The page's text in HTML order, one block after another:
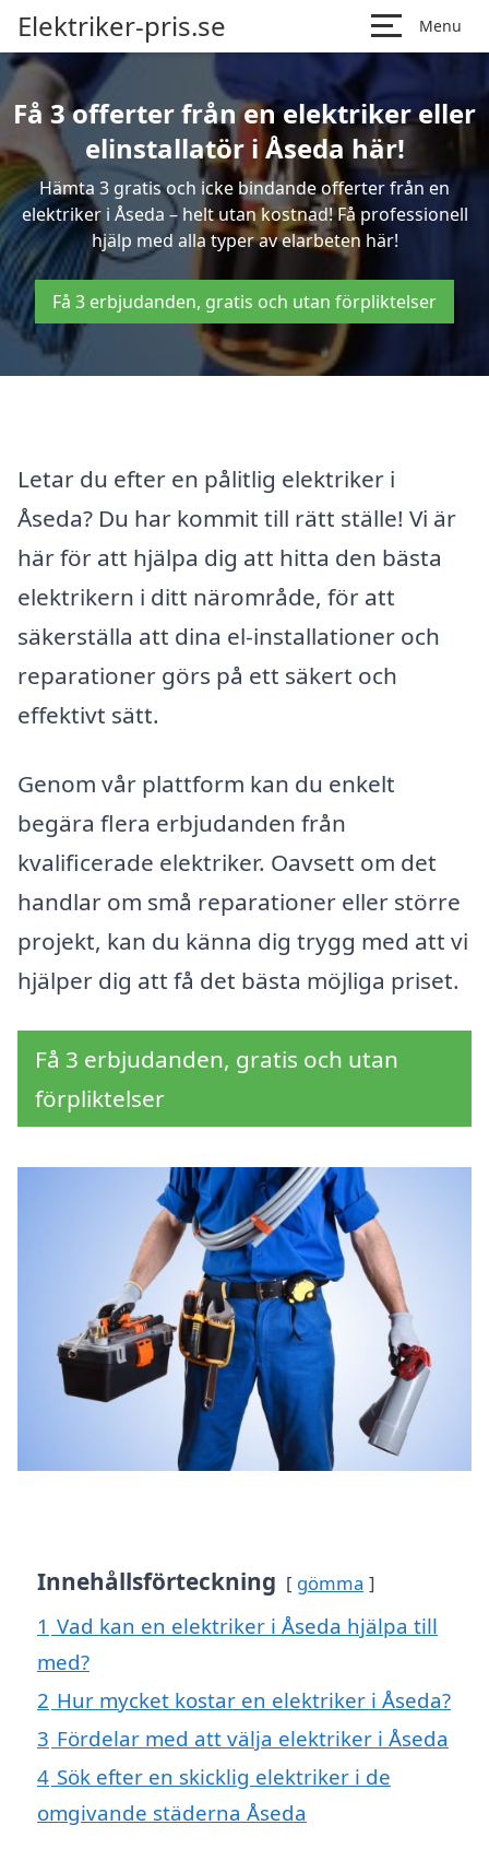
Elektriker-pris.se Menu
Få 3 offerter från en elektriker eller
elinstallatör i Åseda här!
Hämta 3 gratis och icke bindande offerter från en
elektriker i Åseda – helt utan kostnad! Få professionell
hjälp med alla typer av elarbeten här!
Få 3 erbjudanden, gratis och utan förpliktelser
Letar du efter en pålitlig elektriker i
Åseda? Du har kommit till rätt ställe! Vi är
här för att hjälpa dig att hitta den bästa
elektrikern i ditt närområde, för att
säkerställa att dina el-installationer och
reparationer görs på ett säkert och
effektivt sätt.
Genom vår plattform kan du enkelt
begära flera erbjudanden från
kvalificerade elektriker. Oavsett om det
handlar om små reparationer eller större
projekt, kan du känna dig trygg med att vi
hjälper dig att få det bästa möjliga priset.
Få 3 erbjudanden, gratis och utan
förpliktelser
Innehållsförteckning gömma
1 Vad kan en elektriker i Åseda hjälpa till
med?
2 Hur mycket kostar en elektriker i Åseda?
3 Fördelar med att välja elektriker i Åseda
4 Sök efter en skicklig elektriker i de
omgivande städerna Åseda